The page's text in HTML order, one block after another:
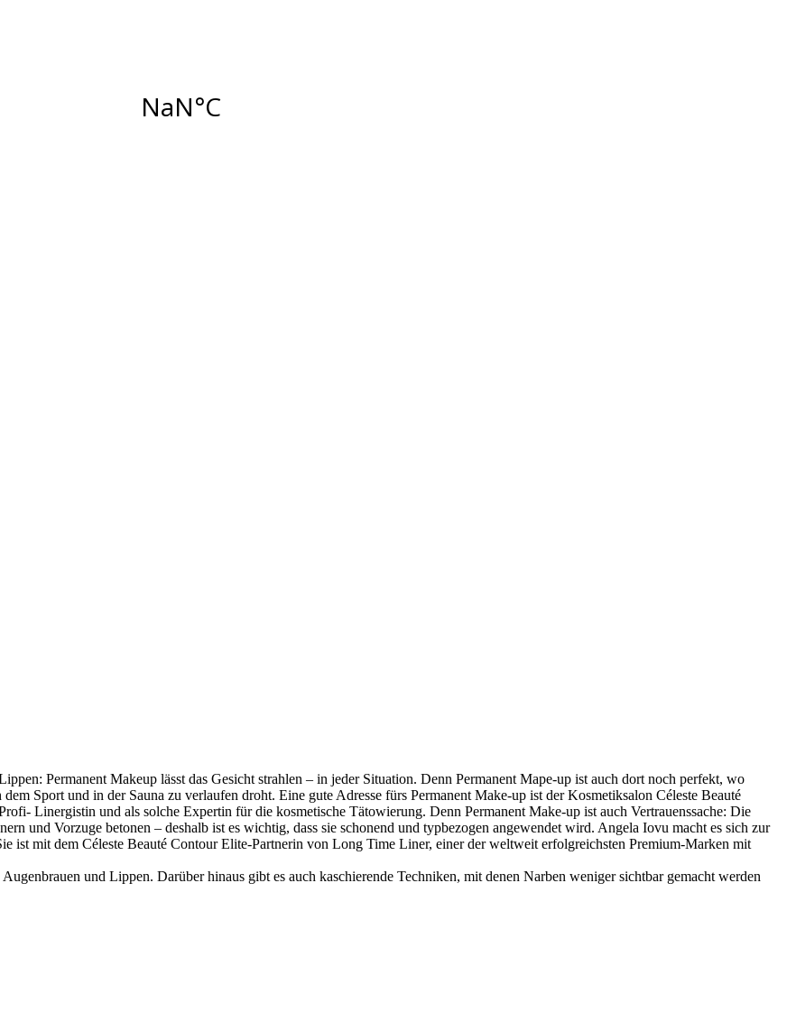
Permanent Makeup lässt das Gesicht strahlen – in jeder Situation. Denn Permanent Mape-up ist auch dort noch perfekt, wo
Sport und in der Sauna zu verlaufen droht. Eine gute Adresse fürs Permanent Make-up ist der Kosmetiksalon Céleste Beauté
Linergistin und als solche Expertin für die kosmetische Tätowierung. Denn Permanent Make-up ist auch Vertrauenssache: Die
und Vorzuge betonen – deshalb ist es wichtig, dass sie schonend und typbezogen angewendet wird. Angela Iovu macht es sich zur
ist mit dem Céleste Beauté Contour Elite-Partnerin von Long Time Liner, einer der weltweit erfolgreichsten Premium-Marken mit
und Lippen. Darüber hinaus gibt es auch kaschierende Techniken, mit denen Narben weniger sichtbar gemacht werden